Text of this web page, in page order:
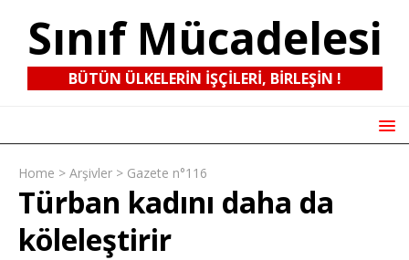
Sınıf Mücadelesi
BÜTÜN ÜLKELERIN IŞÇILERI, BIRLEŞIN !
Home > Arşivler > Gazete n°116
Türban kadını daha da
köleleştirir